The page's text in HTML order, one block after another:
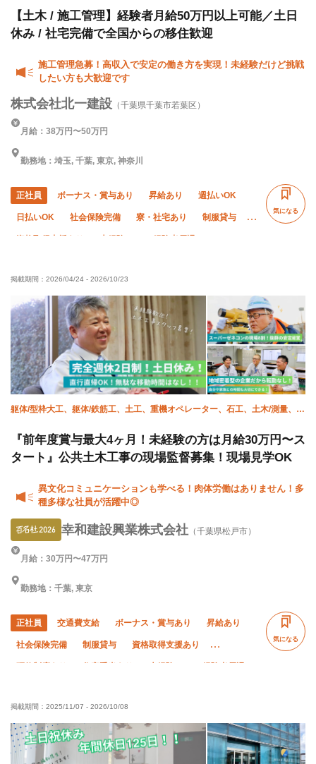
【土木 / 施工管理】経験者月給50万円以上可能／土日
休み / 社宅完備で全国からの移住歓迎
施工管理急募！高収入で安定の働き方を実現！未経験だけど挑戦
したい方も大歓迎です
株式会社北一建設 （千葉県千葉市若葉区）
月給：38万円〜50万円
勤務地：埼玉, 千葉, 東京, 神奈川
正社員 ボーナス・賞与あり 昇給あり 週払いOK
日払いOK 社会保険完備 寮・社宅あり 制服貸与
資格取得支援あり 未経験OK 経験者優遇
年末年始休暇 車・バイク通勤OK
気になる
掲載期間： 2026/04/24 - 2026/10/23
躯体/型枠大工、躯体/鉄筋工、土工、重機オペレーター、石工、土木/測量、舗
『前年度賞与最大4ヶ月！未経験の方は月給30万円〜ス
タート』公共土木工事の現場監督募集！現場見学OK
異文化コミュニケーションも学べる！肉体労働はありません！多
種多様な社員が活躍中◎
幸和建設興業株式会社 （千葉県松戸市）
月給：30万円〜47万円
勤務地：千葉, 東京
正社員 交通費支給 ボーナス・賞与あり 昇給あり
社会保険完備 制服貸与 資格取得支援あり
直帰・直行OK 年末年始休暇
転勤なし 完全週休二日制 夏季休暇
気になる
掲載期間： 2025/11/07 - 2026/10/08